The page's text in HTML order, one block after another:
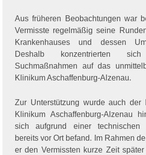
Aus früheren Beobachtungen war
Vermisste regelmäßig seine
Krankenhauses und dessen
Deshalb konzentrierten
Suchmaßnahmen auf das
Klinikum Aschaffenburg-Alzenau.
Zur Unterstützung wurde auch der
Klinikum Aschaffenburg-Alzenau
sich aufgrund einer technischen
bereits vor Ort befand. Im Rahmen
er den Vermissten kurze Zeit